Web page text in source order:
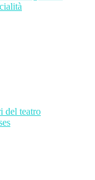
del teatro